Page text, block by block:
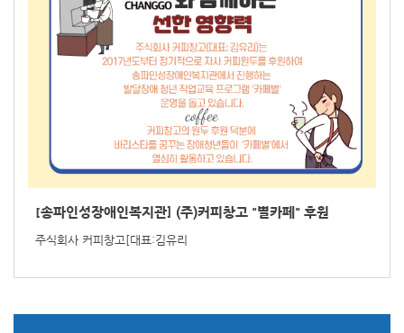
[송파인성장애인복지관] (주)커피창고 "별카페" 후원
주식회사 커피창고[대표:김유리